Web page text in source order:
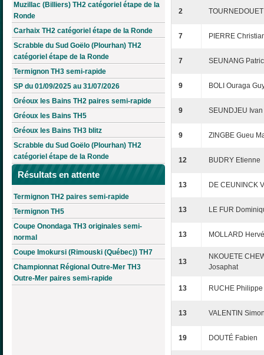
Muzillac (Billiers) TH2 catégoriel étape de la
Ronde
Carhaix TH2 catégoriel étape de la Ronde
Scrabble du Sud Goëlo (Plourhan) TH2
catégoriel étape de la Ronde
Termignon TH3 semi-rapide
SP du 01/09/2025 au 31/07/2026
Gréoux les Bains TH2 paires semi-rapide
Gréoux les Bains TH5
Gréoux les Bains TH3 blitz
Scrabble du Sud Goëlo (Plourhan) TH2
catégoriel étape de la Ronde
Résultats en attente
Termignon TH2 paires semi-rapide
Termignon TH5
Coupe Onondaga TH3 originales semi-
normal
Coupe Imokursi (Rimouski (Québec)) TH7
Championnat Régional Outre-Mer TH3
Outre-Mer paires semi-rapide
2
7 PIERRE
7 SEUNANG
9 BOLI Ouraga
9 SEUNDJEU Ivan
9 ZINGBE Gueu
12 BUDRY Etienne
13 DE CEUNINCK
13 LE FUR
13 MOLLARD Hervé
13
NKOUETE
Josaphat
13 RUCHE Philippe
13 VALENTIN
19 DOUTÉ Fabien